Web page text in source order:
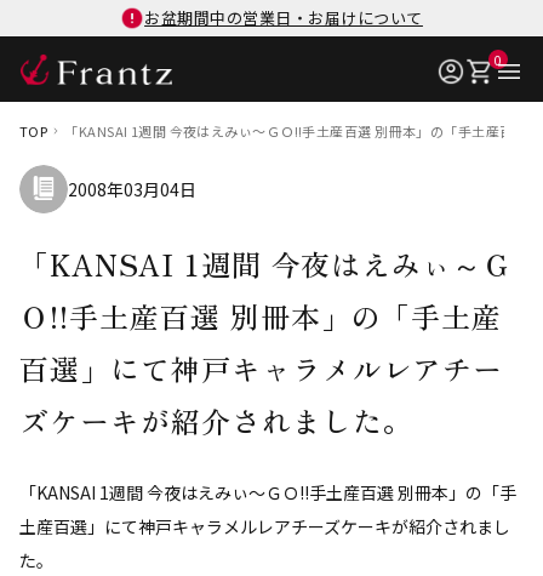
お盆期間中の営業日・お届けについて
0
TOP 「KANSAI 1週間 今夜はえみぃ～ＧＯ!!手土産百選 別冊本」の「手土産百
2008年03月04日
「KANSAI 1週間 今夜はえみぃ～Ｇ
Ｏ!!手土産百選 別冊本」の「手土産
百選」にて神戸キャラメルレアチー
ズケーキが紹介されました。
「KANSAI 1週間 今夜はえみぃ～ＧＯ!!手土産百選 別冊本」の「手
土産百選」にて神戸キャラメルレアチーズケーキが紹介されまし
た。